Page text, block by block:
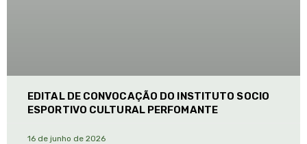
EDITAL DE CONVOCAÇÃO DO INSTITUTO SOCIO
ESPORTIVO CULTURAL PERFOMANTE
16 de junho de 2026